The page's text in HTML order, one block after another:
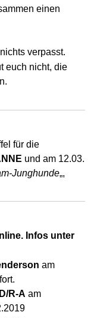
einen
verpasst.
euch nicht, die
für die
und am 12.03.
Junghunde„,
Infos unter
am
R-A am